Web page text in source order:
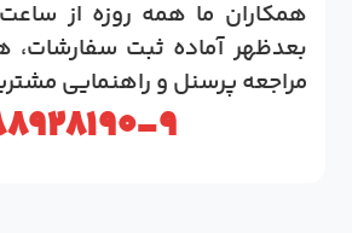
بعدظهر آماده ثبت
مراجعه پرسنل و راهنمايی